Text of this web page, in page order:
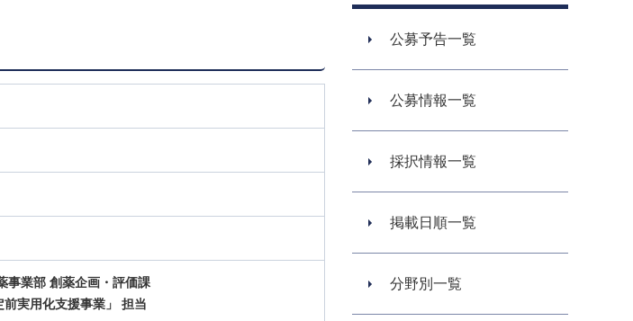
事業部 創薬企画・評価課
前実用化支援事業」 担当
公募予告一覧
公募情報一覧
採択情報一覧
掲載日順一覧
分野別一覧